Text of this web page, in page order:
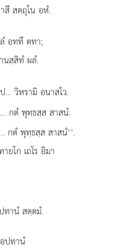
สึ สตฺถุโน อหํ.
อททึ ตทา;
นสฺสิทํ ผลํ.
… วิหรามิ อนาสโว.
… กตํ พุทฺธสฺส สาสนํ.
กตํ พุทฺธสฺส สาสนํ’’.
ยโก เถโร อิมา
ทานํ สตฺตมํ.
ปทานํ